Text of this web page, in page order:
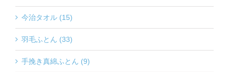
今治タオル (15)
羽毛ふとん (33)
手挽き真綿ふとん (9)